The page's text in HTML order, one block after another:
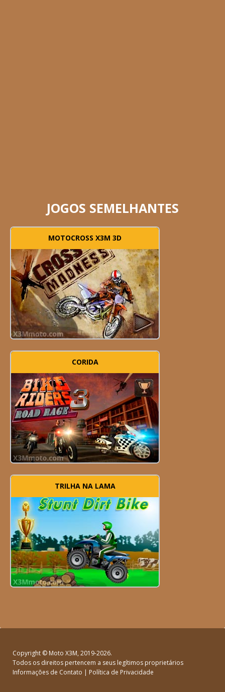
JOGOS SEMELHANTES
MOTOCROSS X3M 3D
CORIDA
TRILHA NA LAMA
Copyright © Moto X3M, 2019-2026.
Todos os direitos pertencem a seus legítimos proprietários
Informações de Contato | Política de Privacidade